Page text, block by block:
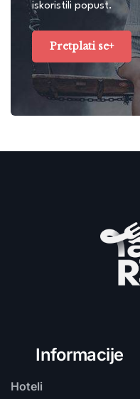
iskoristili popust.
Pretplati se+
Informacije
Hoteli